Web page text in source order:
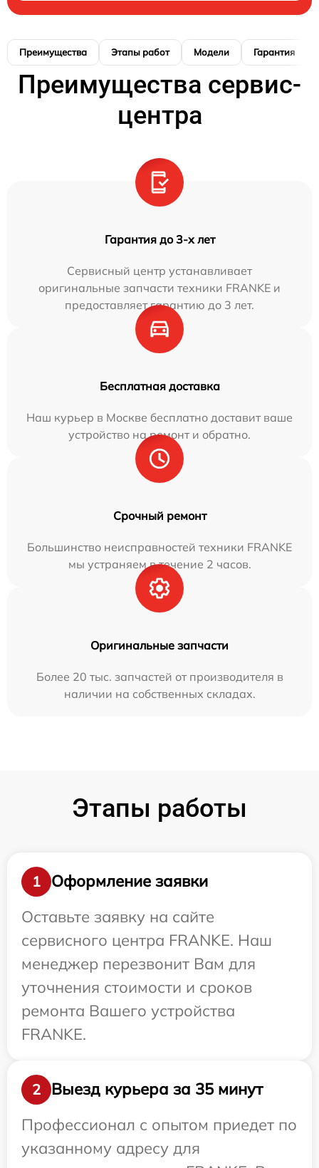
Преимущества Этапы работ Модели Гарантия
Преимущества сервис-
центра
Гарантия до 3-х лет
Сервисный центр устанавливает
оригинальные запчасти техники FRANKE и
предоставляет гарантию до 3 лет.
Бесплатная доставка
Наш курьер в Москве бесплатно доставит ваше
устройство на ремонт и обратно.
Срочный ремонт
Большинство неисправностей техники FRANKE
мы устраняем в течение 2 часов.
Оригинальные запчасти
Более 20 тыс. запчастей от производителя в
наличии на собственных складах.
Этапы работы
1
Оформление заявки
Оставьте заявку на сайте
сервисного центра FRANKE. Наш
менеджер перезвонит Вам для
уточнения стоимости и сроков
ремонта Вашего устройства
FRANKE.
2
Выезд курьера за 35 минут
Профессионал с опытом приедет по
указанному адресу для